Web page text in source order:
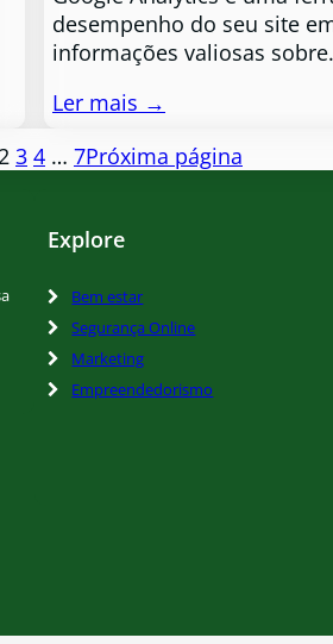
desempenho do seu site
informações valiosas
Ler mais →
3 4 … 7Próxima página
Explore
Bem estar
Segurança Online
Marketing
Empreendedorismo